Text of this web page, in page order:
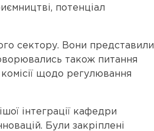
потенціал
сектору. Вони представили
також питання
щодо регулювання
інтеграції кафедри
Були закріплені